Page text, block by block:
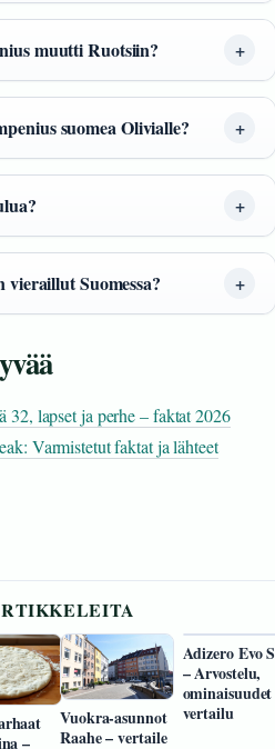
muutti Ruotsiin?
suomea Olivialle?
Suomessa?
32, lapset ja perhe – faktat 2026
Varmistetut faktat ja lähteet
–
Vuokra-asunnot
Raahe – vertaile
Adizero Evo
– Arvostelu,
vertailu